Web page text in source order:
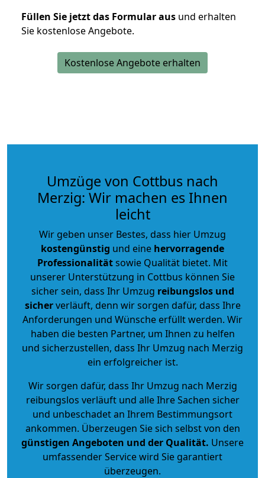
Füllen Sie jetzt das Formular aus und erhalten
Sie kostenlose Angebote.
Kostenlose Angebote erhalten
Umzüge von Cottbus nach
Merzig: Wir machen es Ihnen
leicht
Wir geben unser Bestes, dass hier Umzug
kostengünstig und eine hervorragende
Professionalitätsowie Qualität bietet. Mit
unserer Unterstützung in Cottbus können Sie
sicher sein, dass Ihr Umzug reibungslos und
sicherverläuft, denn wir sorgen dafür, dass Ihre
Anforderungen und Wünsche erfüllt werden. Wir
haben die besten Partner, um Ihnen zu helfen
und sicherzustellen, dass Ihr Umzug nach Merzig
ein erfolgreicher ist.
Wir sorgen dafür, dass Ihr Umzug nach Merzig
reibungslos verläuft und alle Ihre Sachen sicher
und unbeschadet an Ihrem Bestimmungsort
ankommen. Überzeugen Sie sich selbst von den
günstigen Angeboten und der Qualität. Unsere
umfassender Service wird Sie garantiert
überzeugen.